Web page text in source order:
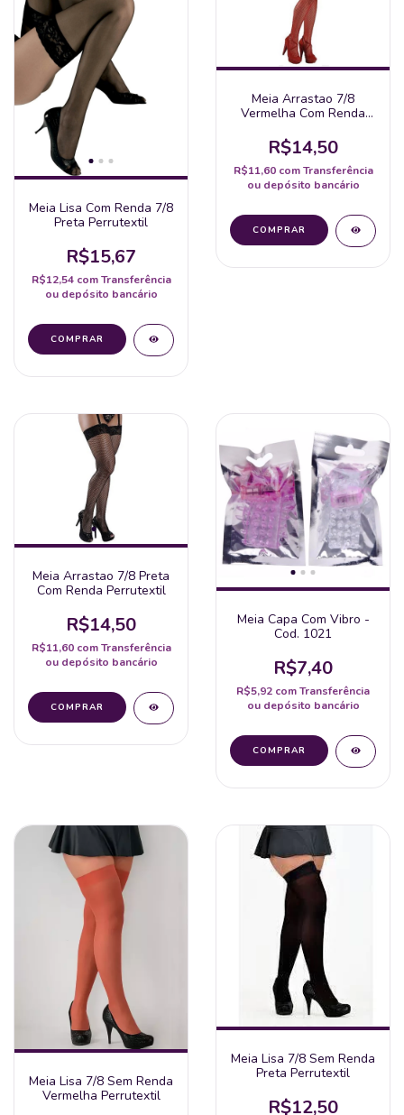
Meia Lisa Com Renda 7/8
Preta Perrutextil
R$15,67
R$12,54 com Transferência
ou depósito bancário
Meia Arrastao 7/8
Vermelha Com Renda
R$14,50
R$11,60 com Transferência
ou depósito bancário
Meia Arrastao 7/8 Preta
Com Renda Perrutextil
R$14,50
R$11,60 com Transferência
ou depósito bancário
Meia Capa Com Vibro -
Cod. 1021
R$7,40
R$5,92 comTransferência
ou depósito bancário
Meia Lisa 7/8 Sem Renda
Vermelha Perrutextil
Meia Lisa 7/8 Sem Renda
Preta Perrutextil
R$12,50